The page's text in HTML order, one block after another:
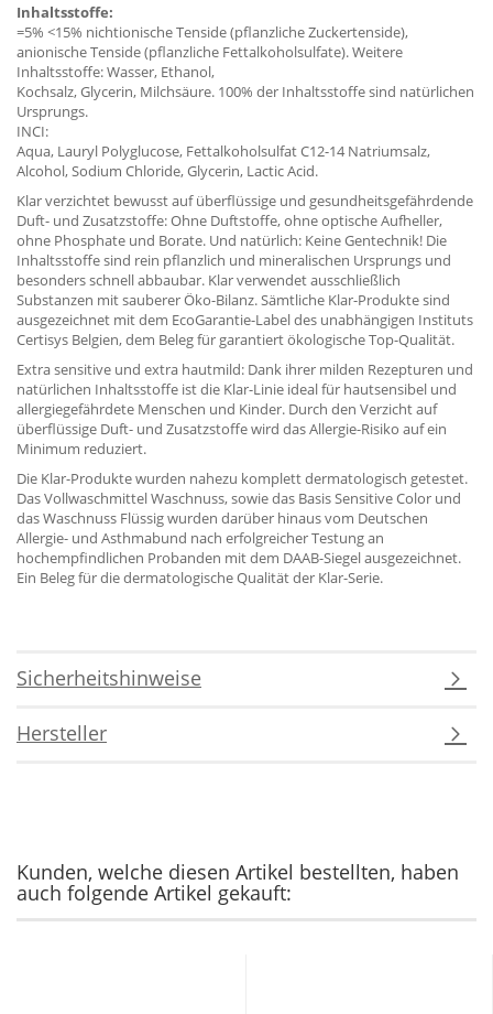
Inhaltsstoffe:
=5% <15% nichtionische Tenside (pflanzliche Zuckertenside),
anionische Tenside (pflanzliche Fettalkoholsulfate). Weitere
Inhaltsstoffe: Wasser, Ethanol,
Kochsalz, Glycerin, Milchsäure. 100% der Inhaltsstoffe sind natürlichen
Ursprungs.
INCI:
Aqua, Lauryl Polyglucose, Fettalkoholsulfat C12-14 Natriumsalz,
Alcohol, Sodium Chloride, Glycerin, Lactic Acid.
Klar verzichtet bewusst auf überflüssige und gesundheitsgefährdende
Duft- und Zusatzstoffe: Ohne Duftstoffe, ohne optische Aufheller,
ohne Phosphate und Borate. Und natürlich: Keine Gentechnik! Die
Inhaltsstoffe sind rein pflanzlich und mineralischen Ursprungs und
besonders schnell abbaubar. Klar verwendet ausschließlich
Substanzen mit sauberer Öko-Bilanz. Sämtliche Klar-Produkte sind
ausgezeichnet mit dem EcoGarantie-Label des unabhängigen Instituts
Certisys Belgien, dem Beleg für garantiert ökologische Top-Qualität.
Extra sensitive und extra hautmild: Dank ihrer milden Rezepturen und
natürlichen Inhaltsstoffe ist die Klar-Linie ideal für hautsensibel und
allergiegefährdete Menschen und Kinder. Durch den Verzicht auf
überflüssige Duft- und Zusatzstoffe wird das Allergie-Risiko auf ein
Minimum reduziert.
Die Klar-Produkte wurden nahezu komplett dermatologisch getestet.
Das Vollwaschmittel Waschnuss, sowie das Basis Sensitive Color und
das Waschnuss Flüssig wurden darüber hinaus vom Deutschen
Allergie- und Asthmabund nach erfolgreicher Testung an
hochempfindlichen Probanden mit dem DAAB-Siegel ausgezeichnet.
Ein Beleg für die dermatologische Qualität der Klar-Serie.
Sicherheitshinweise
Hersteller
Kunden, welche diesen Artikel bestellten, haben
auch folgende Artikel gekauft: